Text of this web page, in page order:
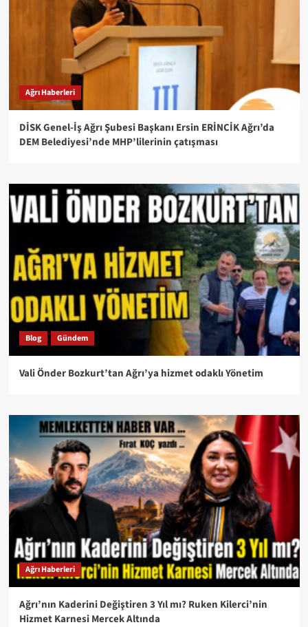
Ağrı Haberleri
DİSK Genel-İş Ağrı Şubesi Başkanı Ersin ERİNCİK Ağrı’da
DEM Belediyesi’nde MHP’lilerinin çatışması
Blog Gündem
Vali Önder Bozkurt’tan Ağrı’ya hizmet odaklı Yönetim
Ağrı Haberleri
Ağrı’nın Kaderini Değiştiren 3 Yıl mı? Ruken Kilerci’nin
Hizmet Karnesi Mercek Altında